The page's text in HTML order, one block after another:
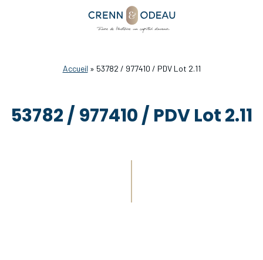
Accueil » 53782 / 977410 / PDV Lot 2.11
53782 / 977410 / PDV Lot 2.11